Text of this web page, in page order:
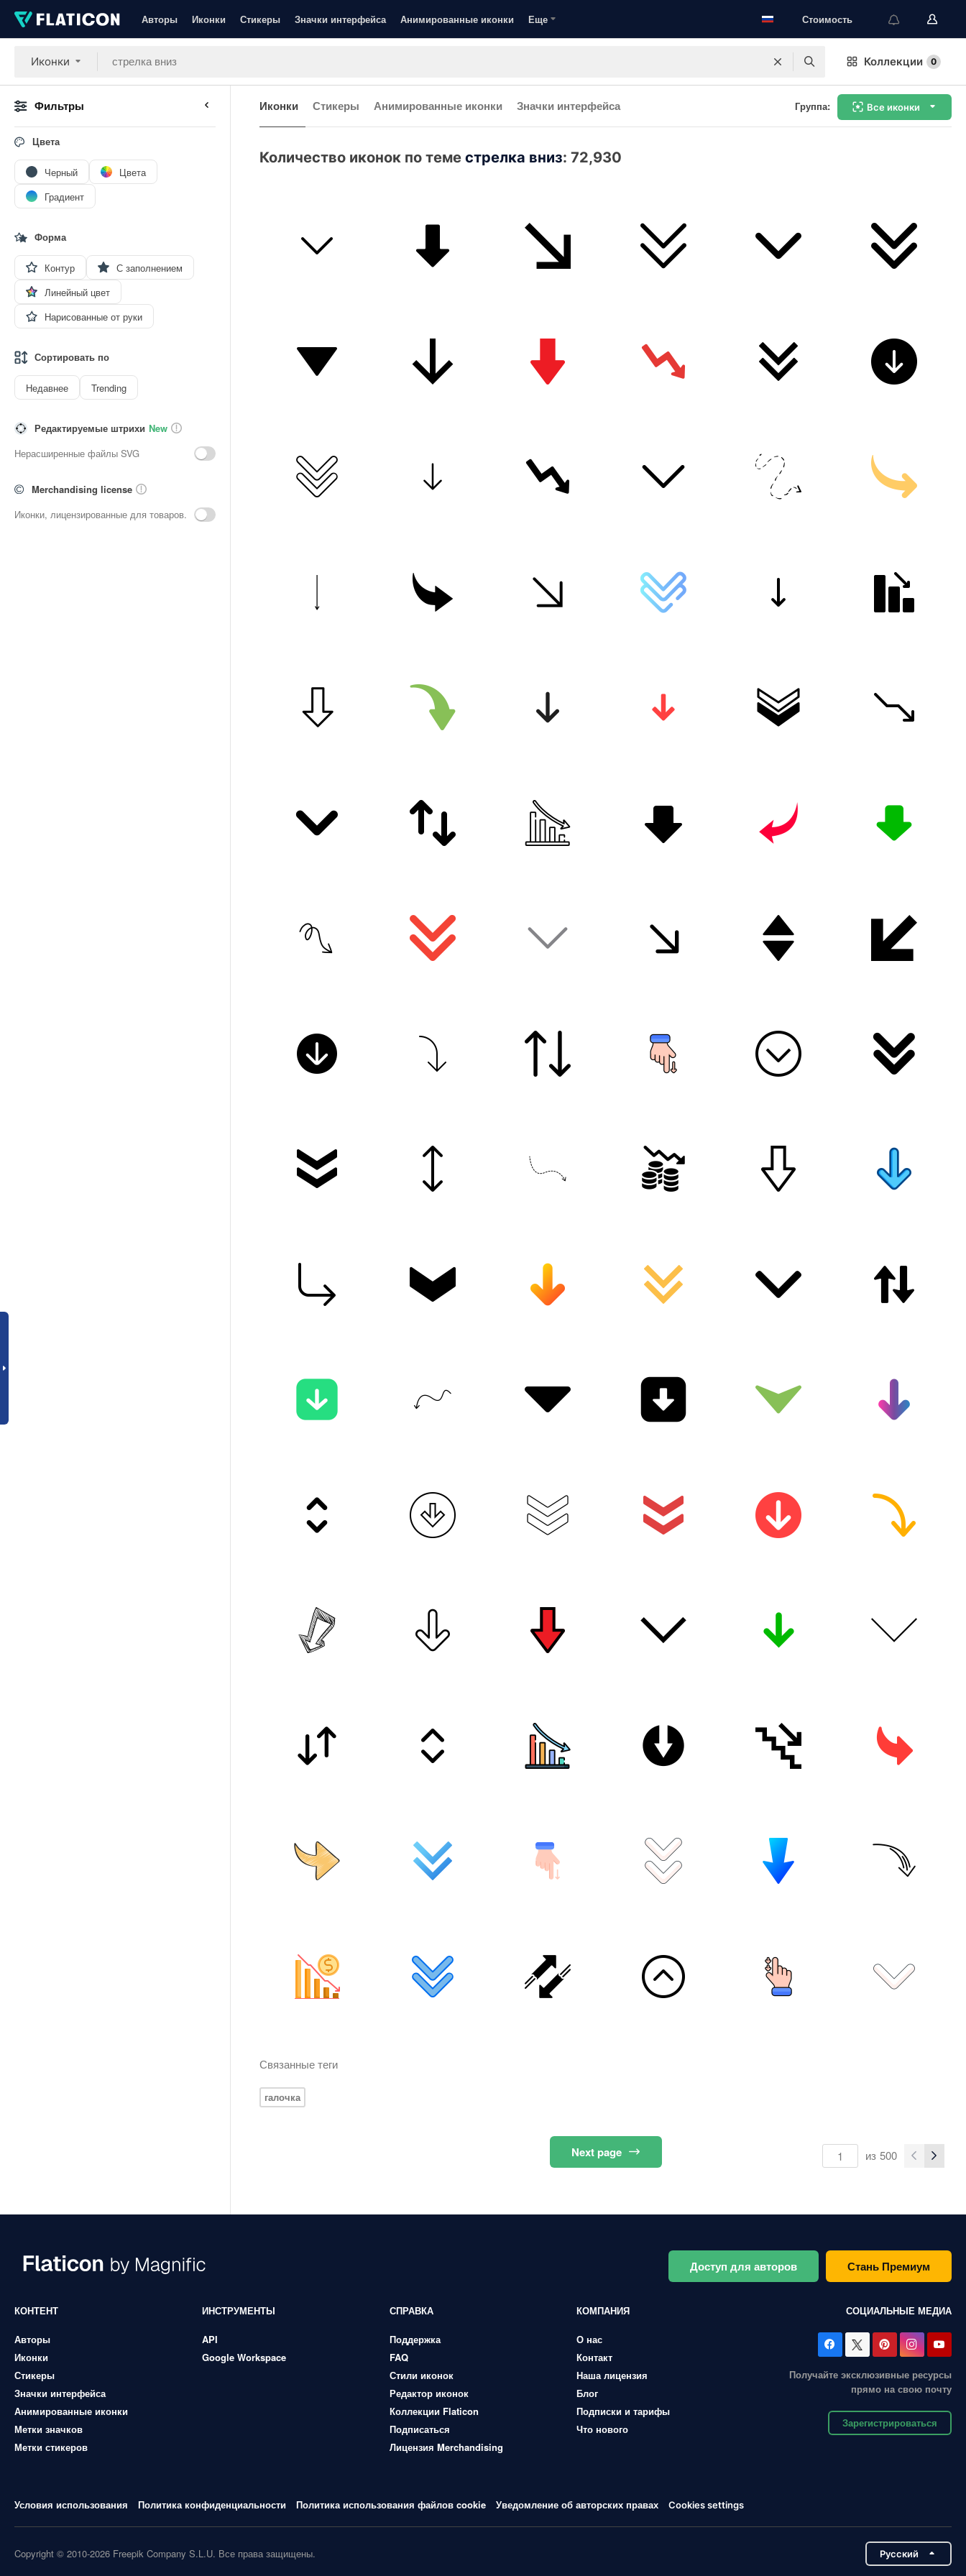
Авторы Иконки Стикеры Значки интерфейса Анимированные иконки Еще Стоимость
Иконки Коллекции 0
Фильтры
Цвета
Черный
Цвета
Градиент
Форма
Контур
С заполнением
Линейный цвет
Нарисованные от руки
Сортировать по
Недавнее Trending
Редактируемые штрихи New
Нерасширенные файлы SVG
Merchandising license
Иконки, лицензированные для товаров.
Иконки Стикеры Анимированные иконки Значки интерфейса Группа: Все иконки
Количество иконок по теме стрелка вниз: 72,930
Связанные теги
галочка
Nextpage из 500
Доступ для авторов Стань Премиум
КОНТЕНТ
Авторы
Иконки
Стикеры
Значки интерфейса
Анимированные иконки
Метки значков
Метки стикеров
ИНСТРУМЕНТЫ
API
Google Workspace
СПРАВКА
Поддержка
FAQ
Стили иконок
Редактор иконок
Коллекции Flaticon
Подписаться
Лицензия Merchandising
КОМПАНИЯ
О нас
Контакт
Наша лицензия
Блог
Подписки и тарифы
Что нового
СОЦИАЛЬНЫЕ МЕДИА
Получайте эксклюзивные ресурсы
прямо на свою почту
Зарегистрироваться
Условия использования Политика конфиденциальности Политика использования файлов cookie Уведомление об авторских правах Cookies settings
Copyright © 2010-2026 Freepik Company S.L.U. Все права защищены. Pусский